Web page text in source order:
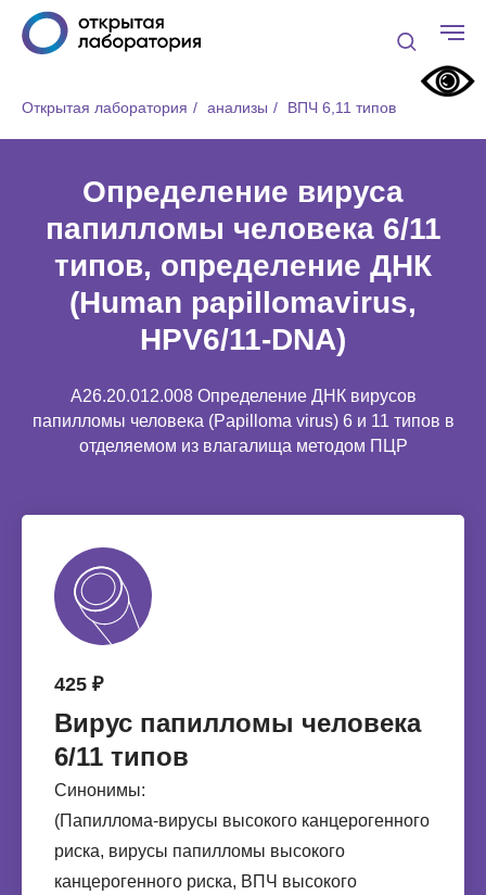
Открытая лаборатория / анализы / ВПЧ 6,11 типов
Определение вируса
папилломы человека 6/11
типов, определение ДНК
(Human papillomavirus,
HPV6/11-DNA)
A26.20.012.008 Определение ДНК вирусов
папилломы человека (Papilloma virus) 6 и 11 типов в
отделяемом из влагалища методом ПЦР
425 ₽
Вирус папилломы человека
6/11 типов
Синонимы:
(Папиллома-вирусы высокого канцерогенного
риска, вирусы папилломы высокого
канцерогенного риска, ВПЧ высокого